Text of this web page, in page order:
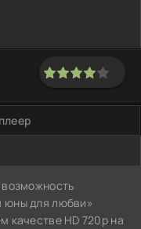
юны для любви»
качестве HD 720p на